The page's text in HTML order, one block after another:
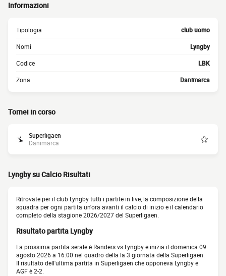
Informazioni
Tipologia club uomo
Nomi Lyngby
Codice LBK
Zona Danimarca
Tornei in corso
Superligaen
Danimarca
Lyngby su Calcio Risultati
Ritrovate per il club Lyngby tutti i partite in live, la composizione della
squadra per ogni partita un'ora avanti il calcio di inizio e il calendario
completo della stagione 2026/2027 del Superligaen.
Risultato partita Lyngby
La prossima partita serale è Randers vs Lyngby e inizia il domenica 09
agosto 2026 a 16:00 nel quadro della la 3 giornata della Superligaen.
Il risultato dell'ultima partita in Superligaen che opponeva Lyngby e
AGF è 2-2.